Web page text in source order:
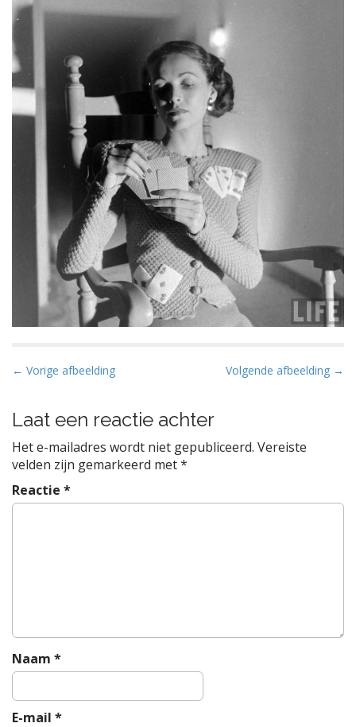
B
r
i
c
h
t
t
i
e
← Vorige afbeelding Volgende afbeelding →
Laat een reactie achter
Het e-mailadres wordt niet gepubliceerd. Vereiste
velden zijn gemarkeerd met*
Reactie *
Naam *
E-mail *